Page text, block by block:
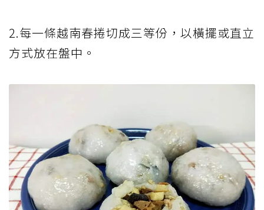
2.每一條越南春捲切成三等份，以橫擺或直立
方式放在盤中。